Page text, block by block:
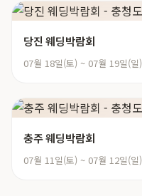
당진 웨딩박람회
07월 18일(토) ~ 07월 19일(일)
충주 웨딩박람회
07월 11일(토) ~ 07월 12일(일)